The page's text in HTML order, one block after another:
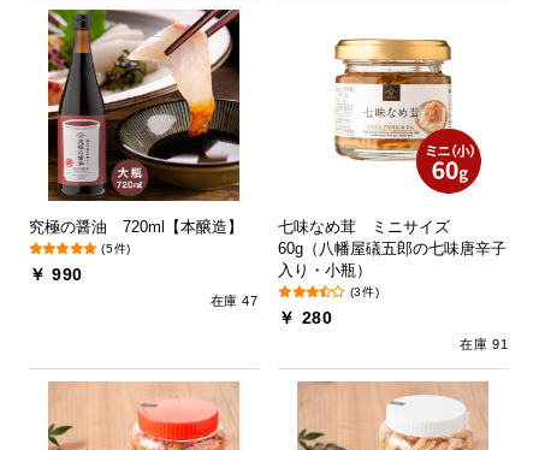
究極の醤油 720ml【本醸造】
(5件)
￥ 990
在庫 47
七味なめ茸 ミニサイズ
60g（八幡屋礒五郎の七味唐辛子
入り・小瓶）
(3件)
￥ 280
在庫 91